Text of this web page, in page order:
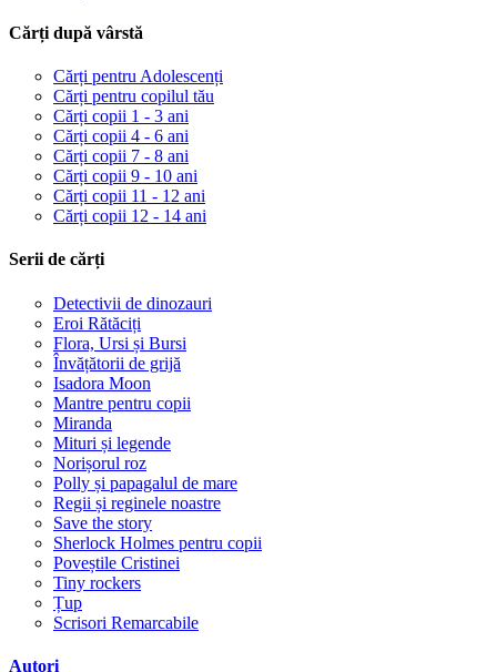
Cărți după vârstă
Cărți pentru Adolescenți
Cărți pentru copilul tău
Cărți copii 1 - 3 ani
Cărți copii 4 - 6 ani
Cărți copii 7 - 8 ani
Cărți copii 9 - 10 ani
Cărți copii 11 - 12 ani
Cărți copii 12 - 14 ani
Serii de cărți
Detectivii de dinozauri
Eroi Rătăciți
Flora, Ursi și Bursi
Învățătorii de grijă
Isadora Moon
Mantre pentru copii
Miranda
Mituri și legende
Norișorul roz
Polly și papagalul de mare
Regii și reginele noastre
Save the story
Sherlock Holmes pentru copii
Poveștile Cristinei
Tiny rockers
Țup
Scrisori Remarcabile
Autori